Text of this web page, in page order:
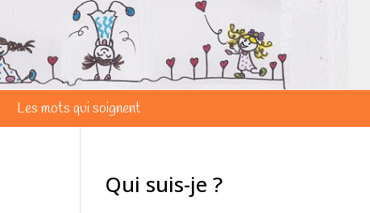
Les mots qui soignent
Qui suis-je ?